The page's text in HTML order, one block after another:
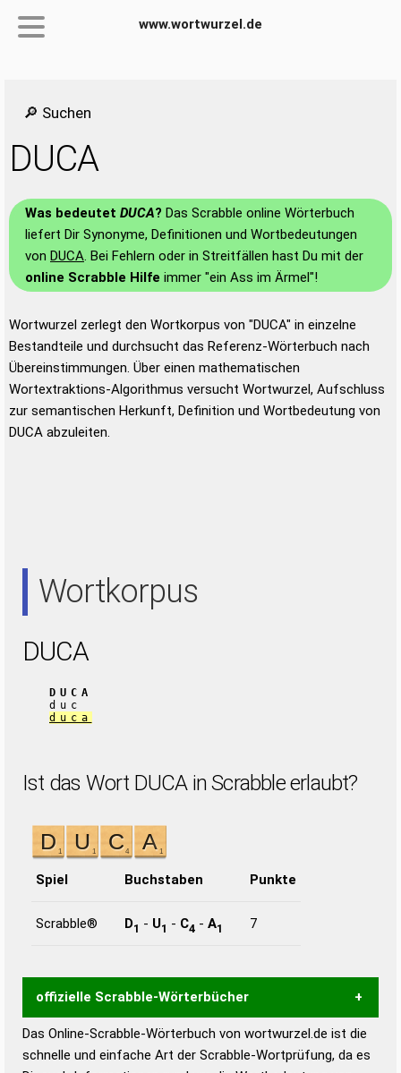
www.wortwurzel.de
🔎 Suchen
DUCA
Was bedeutet DUCA? Das Scrabble online Wörterbuch
liefert Dir Synonyme, Definitionen und Wortbedeutungen
von DUCA. Bei Fehlern oder in Streitfällen hast Du mit der
online Scrabble Hilfe immer "ein Ass im Ärmel"!
Wortwurzel zerlegt den Wortkorpus von "DUCA" in einzelne
Bestandteile und durchsucht das Referenz-Wörterbuch nach
Übereinstimmungen. Über einen mathematischen
Wortextraktions-Algorithmus versucht Wortwurzel, Aufschluss
zur semantischen Herkunft, Definition und Wortbedeutung von
DUCA abzuleiten.
Wortkorpus
DUCA
DUCA
duc
duca
Ist das Wort DUCA in Scrabble erlaubt?
Spiel Buchstaben Punkte
Scrabble® D1 - U1 - C4 - A1 7
offizielle Scrabble-Wörterbücher
Wortwurzel liefert mit Hilfe eines semantischen
Wortanalyse-Algorithmus gute Anhaltspunkte zu
Das Online-Scrabble-Wörterbuch von wortwurzel.de ist die
schnelle und einfache Art der Scrabble-Wortprüfung, da es